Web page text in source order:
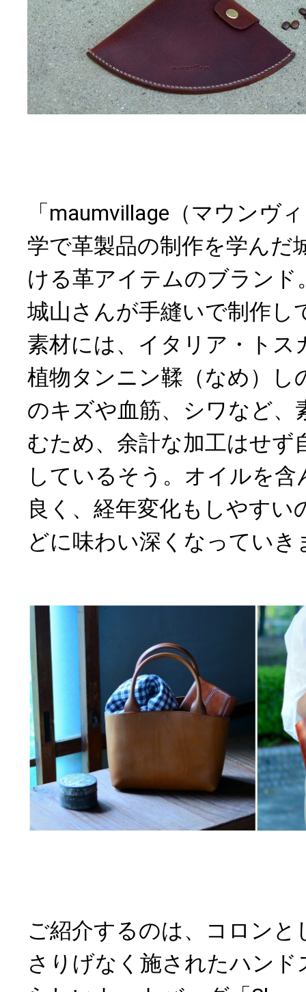
「maumvillage（マウンヴ
学で革製品の制作を学んだ
ける革アイテムのブランド
城山さんが手縫いで制作し
素材には、イタリア・トス
植物タンニン鞣（なめ）し
のキズや血筋、シワなど、
むため、余計な加工はせず
しているそう。オイルを
良く、経年変化もしやすい
どに味わい深くなっていき
ご紹介するのは、コロンと
さりげなく施されたハン